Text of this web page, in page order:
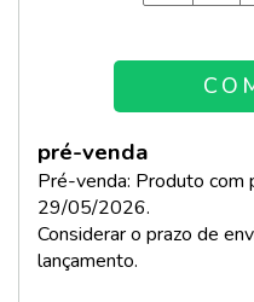
pré-venda
Pré-venda: Produto com
29/05/2026.
Considerar o prazo de
lançamento.